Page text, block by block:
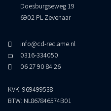
Doesburgseweg 19
6902 PL Zevenaar
info@cd-reclame.nl
0316-334050
06 27 90 84 26
KVK: 969499538
BTW: NL867846574B01